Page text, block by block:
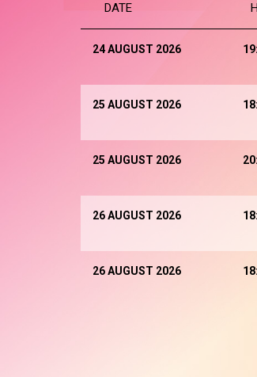
DATE
24 AUGUST 2026
25 AUGUST 2026
25 AUGUST 2026
26 AUGUST 2026
26 AUGUST 2026